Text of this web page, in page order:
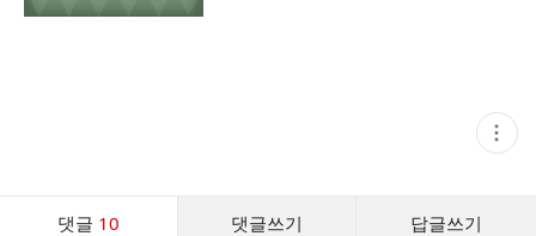
현
재
글
댓글 10 댓글쓰기 답글쓰기